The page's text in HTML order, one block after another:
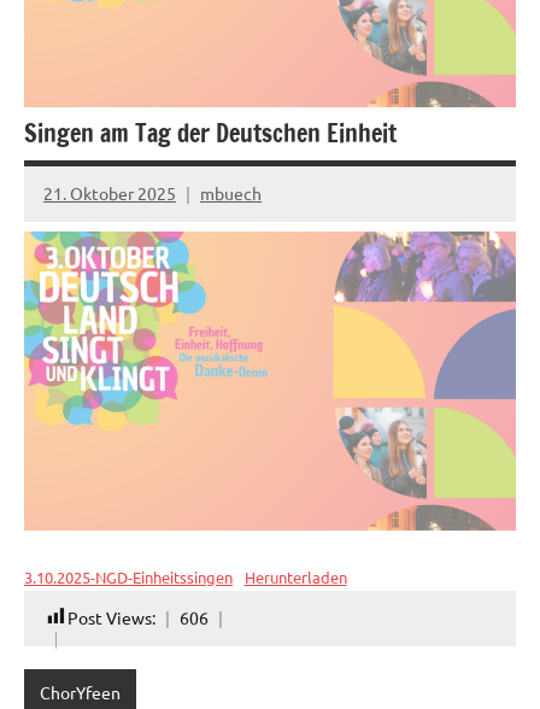
Singen am Tag der Deutschen Einheit
21. Oktober 2025 mbuech
3.10.2025-NGD-Einheitssingen Herunterladen
Post Views: 606
ChorYfeen